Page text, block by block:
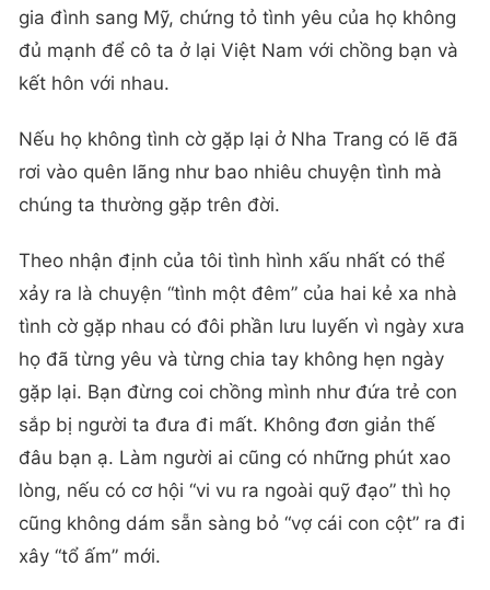
gia đình sang Mỹ, chứng tỏ tình yêu của họ không
đủ mạnh để cô ta ở lại Việt Nam với chồng bạn và
kết hôn với nhau.
Nếu họ không tình cờ gặp lại ở Nha Trang có lẽ đã
rơi vào quên lãng như bao nhiêu chuyện tình mà
chúng ta thường gặp trên đời.
Theo nhận định của tôi tình hình xấu nhất có thể
xảy ra là chuyện “tình một đêm” của hai kẻ xa nhà
tình cờ gặp nhau có đôi phần lưu luyến vì ngày xưa
họ đã từng yêu và từng chia tay không hẹn ngày
gặp lại. Bạn đừng coi chồng mình như đứa trẻ con
sắp bị người ta đưa đi mất. Không đơn giản thế
đâu bạn ạ. Làm người ai cũng có những phút xao
lòng, nếu có cơ hội “vi vu ra ngoài quỹ đạo” thì họ
cũng không dám sẵn sàng bỏ “vợ cái con cột” ra đi
xây “tổ ấm” mới.